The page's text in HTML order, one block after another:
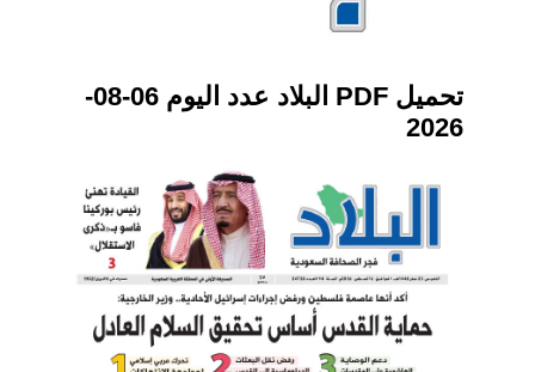
تحميل PDF البلاد عدد اليوم 06-08-
2026